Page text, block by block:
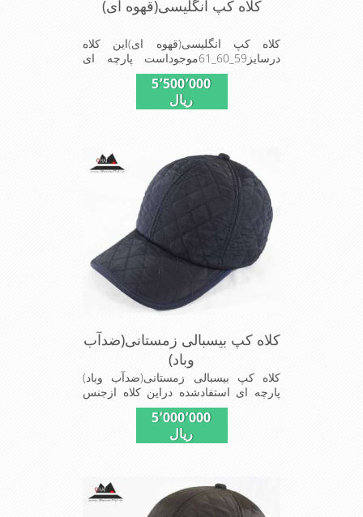
کلاه کپ انگلیسی(قهوه ای)
کلاه کپ انگلیسی(قهوه ای)این کلاه
درسایز59_60_61موجوداست پارچه ای
استفا د شده در این کلاه محصول کارخا
و 65% نخ ترویرا است وآستری نخ پنبه
فرمی از دیگر خصوصیات این کلاه می
باشند
5٬500٬000
ریال
کلاه کپ بیسبالی زمستانی(ضدآب
وباد)
کلاه کپ بیسبالی زمستانی(ضدآب وباد)
پارچه ای استفادشده دراین کلاه ازجنس
ازجنس شمعی برای دوخت کاپشن بارانی
استفاده می شودبا آستر ضخیم که مناسب
ومناسب افرادخوش پوش جنس
عالی,دوخت مناسب,سبکی, خوش فرمی
ازدیگرخصوصیات این کلاه می باشند
5٬000٬000
ریال